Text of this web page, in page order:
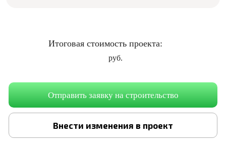
Итоговая стоимость проекта:
руб.
Отправить заявку на строительство
Внести изменения в проект